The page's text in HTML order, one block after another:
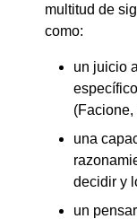
multitud de
como:
un juicio
(Facione,
una
decidir y
un